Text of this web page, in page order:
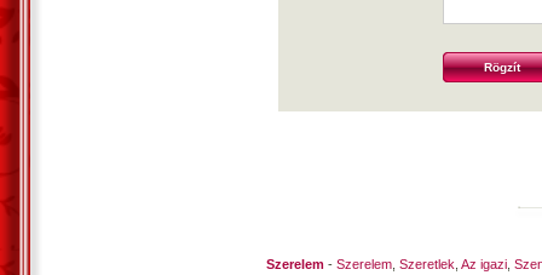
Szerelem - Szerelem Szeretlek Az igazi